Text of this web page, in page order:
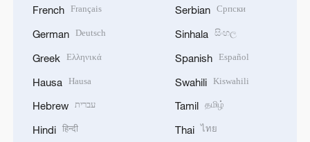
French Français
German Deutsch
Greek Ελληνικά
Hausa Hausa
Hebrew עברית
Hindi हिन्दी
Serbian Српски
Sinhala සිංහල
Spanish Español
Swahili Kiswahili
Tamil தமிழ்
Thai ไทย